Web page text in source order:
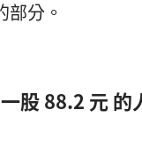
部分。
股 88.2 元 的